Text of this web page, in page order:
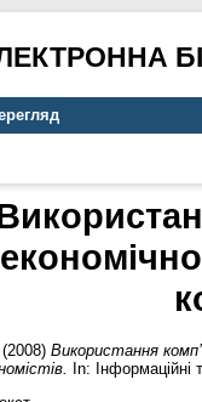
(2008) Використання
In: Інформаційні